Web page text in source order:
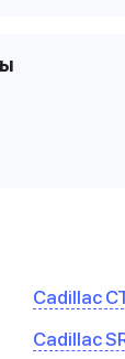
Cadillac
Cadillac